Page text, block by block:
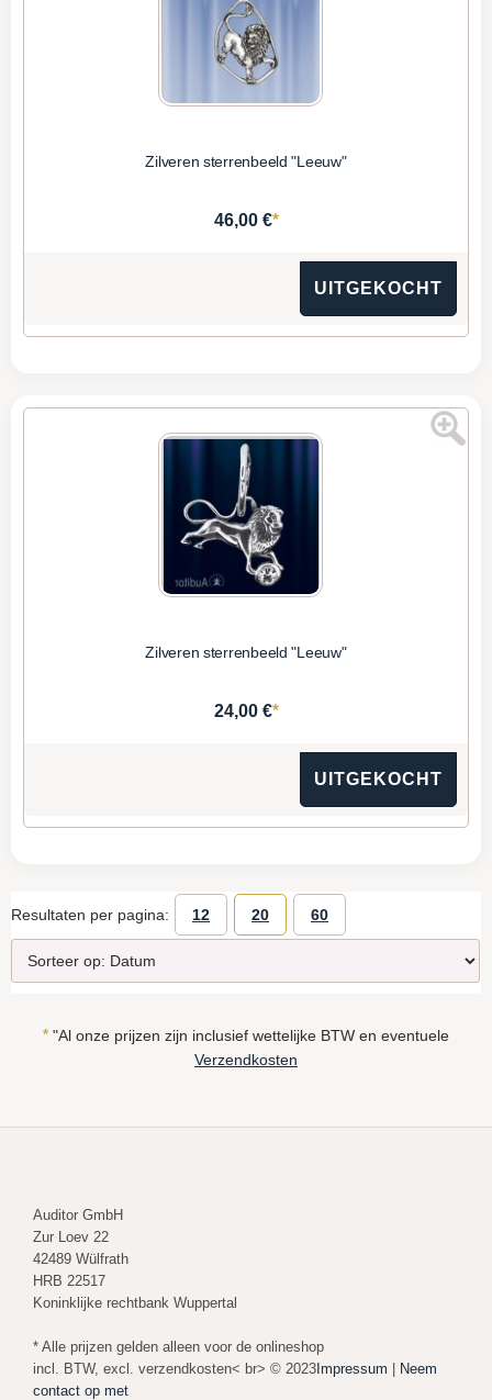
Zilveren sterrenbeeld "Leeuw"
46,00 €*
UITGEKOCHT
Zilveren sterrenbeeld "Leeuw"
24,00 €*
UITGEKOCHT
Resultaten per pagina: 12 20 60
* "Al onze prijzen zijn inclusief wettelijke BTW en eventuele
Verzendkosten
Auditor GmbH
Zur Loev 22
42489 Wülfrath
HRB 22517
Koninklijke rechtbank Wuppertal
* Alle prijzen gelden alleen voor de onlineshop
incl. BTW, excl. verzendkosten< br> © 2023Impressum | Neem
contact op met